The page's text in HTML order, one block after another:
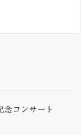
コンサート